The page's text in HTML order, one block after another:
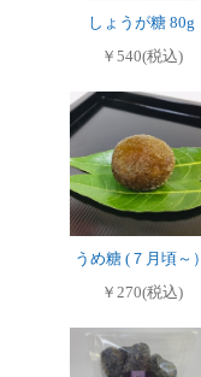
しょうが糖 80g
￥540(税込)
うめ糖 (７月頃～）
￥270(税込)